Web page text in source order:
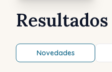
Novedades